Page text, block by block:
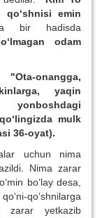
qo‘shnisi emin
bir hadisda
odam
"Ota-onangga,
yaqin
yonboshdagi
mulk
36-oyat).
uchun nima
Nima zarar
bo‘lay desa,
qo‘shnilarga
zarar yetkazib